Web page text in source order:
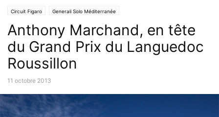
Circuit Figaro Generali Solo Méditerranée
Anthony Marchand, en tête
du Grand Prix du Languedoc
Roussillon
11 octobre 2013